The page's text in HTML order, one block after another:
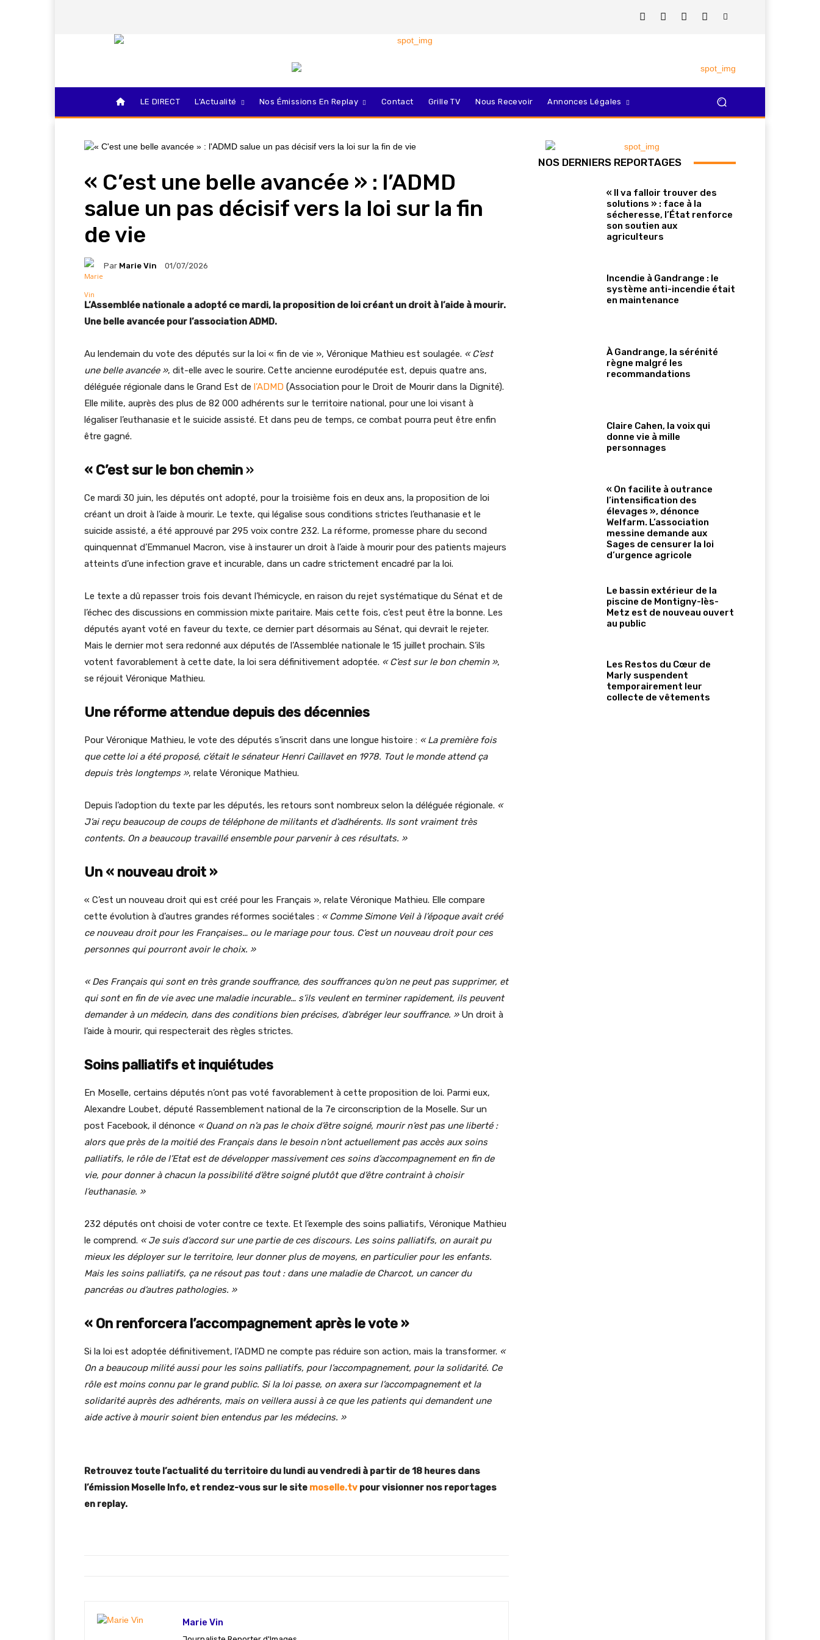
LE DIRECT L’Actualité Nos Émissions En Replay Contact Grille TV Nous Recevoir Annonces Légales
« C’est une belle avancée » : l’ADMD
salue un pas décisif vers la loi sur la fin
de vie
Par Marie Vin 01/07/2026
L’Assemblée nationale a adopté ce mardi, la proposition de loi créant un droit à l’aide à mourir.
Une belle avancée pour l’association ADMD.
Au lendemain du vote des députés sur la loi « fin de vie », Véronique Mathieu est soulagée. « C’est
une belle avancée », dit-elle avec le sourire. Cette ancienne eurodéputée est, depuis quatre ans,
déléguée régionale dans le Grand Est de l’ADMD (Association pour le Droit de Mourir dans la Dignité).
Elle milite, auprès des plus de 82 000 adhérents sur le territoire national, pour une loi visant à
légaliser l’euthanasie et le suicide assisté. Et dans peu de temps, ce combat pourra peut être enfin
être gagné.
« C’est sur le bon chemin »
Ce mardi 30 juin, les députés ont adopté, pour la troisième fois en deux ans, la proposition de loi
créant un droit à l’aide à mourir. Le texte, qui légalise sous conditions strictes l’euthanasie et le
suicide assisté, a été approuvé par 295 voix contre 232. La réforme, promesse phare du second
quinquennat d’Emmanuel Macron, vise à instaurer un droit à l’aide à mourir pour des patients majeurs
atteints d’une infection grave et incurable, dans un cadre strictement encadré par la loi.
Le texte a dû repasser trois fois devant l’hémicycle, en raison du rejet systématique du Sénat et de
l’échec des discussions en commission mixte paritaire. Mais cette fois, c’est peut être la bonne. Les
députés ayant voté en faveur du texte, ce dernier part désormais au Sénat, qui devrait le rejeter.
Mais le dernier mot sera redonné aux députés de l’Assemblée nationale le 15 juillet prochain. S’ils
votent favorablement à cette date, la loi sera définitivement adoptée. « C’est sur le bon chemin »,
se réjouit Véronique Mathieu.
Une réforme attendue depuis des décennies
Pour Véronique Mathieu, le vote des députés s’inscrit dans une longue histoire : « La première fois
que cette loi a été proposé, c’était le sénateur Henri Caillavet en 1978. Tout le monde attend ça
depuis très longtemps », relate Véronique Mathieu.
Depuis l’adoption du texte par les députés, les retours sont nombreux selon la déléguée régionale. «
J’ai reçu beaucoup de coups de téléphone de militants et d’adhérents. Ils sont vraiment très
contents. On a beaucoup travaillé ensemble pour parvenir à ces résultats. »
Un « nouveau droit »
« C’est un nouveau droit qui est créé pour les Français », relate Véronique Mathieu. Elle compare
cette évolution à d’autres grandes réformes sociétales : « Comme Simone Veil à l’époque avait créé
ce nouveau droit pour les Françaises… ou le mariage pour tous. C’est un nouveau droit pour ces
personnes qui pourront avoir le choix. »
« Des Français qui sont en très grande souffrance, des souffrances qu’on ne peut pas supprimer, et
qui sont en fin de vie avec une maladie incurable… s’ils veulent en terminer rapidement, ils peuvent
demander à un médecin, dans des conditions bien précises, d’abréger leur souffrance. »Un droit à
l’aide à mourir, qui respecterait des règles strictes.
Soins palliatifs et inquiétudes
En Moselle, certains députés n’ont pas voté favorablement à cette proposition de loi. Parmi eux,
Alexandre Loubet, député Rassemblement national de la 7e circonscription de la Moselle. Sur un
post Facebook, il dénonce « Quand on n’a pas le choix d’être soigné, mourir n’est pas une liberté :
alors que près de la moitié des Français dans le besoin n’ont actuellement pas accès aux soins
palliatifs, le rôle de l’Etat est de développer massivement ces soins d’accompagnement en fin de
vie, pour donner à chacun la possibilité d’être soigné plutôt que d’être contraint à choisir
l’euthanasie. »
232 députés ont choisi de voter contre ce texte. Et l’exemple des soins palliatifs, Véronique Mathieu
le comprend. « Je suis d’accord sur une partie de ces discours. Les soins palliatifs, on aurait pu
mieux les déployer sur le territoire, leur donner plus de moyens, en particulier pour les enfants.
Mais les soins palliatifs, ça ne résout pas tout : dans une maladie de Charcot, un cancer du
pancréas ou d’autres pathologies. »
« On renforcera l’accompagnement après le vote »
Si la loi est adoptée définitivement, l’ADMD ne compte pas réduire son action, mais la transformer. «
On a beaucoup milité aussi pour les soins palliatifs, pour l’accompagnement, pour la solidarité. Ce
rôle est moins connu par le grand public. Si la loi passe, on axera sur l’accompagnement et la
solidarité auprès des adhérents, mais on veillera aussi à ce que les patients qui demandent une
aide active à mourir soient bien entendus par les médecins. »
Retrouvez toute l’actualité du territoire du lundi au vendredi à partir de 18 heures dans
l’émission Moselle Info, et rendez-vous sur le site moselle.tv pour visionner nos reportages
en replay.
Marie Vin
NOS DERNIERS REPORTAGES
« Il va falloir trouver des
solutions » : face à la
sécheresse, l’État renforce
son soutien aux
agriculteurs
Incendie à Gandrange : le
système anti-incendie était
en maintenance
À Gandrange, la sérénité
règne malgré les
recommandations
Claire Cahen, la voix qui
donne vie à mille
personnages
« On facilite à outrance
l’intensification des
élevages », dénonce
Welfarm. L’association
messine demande aux
Sages de censurer la loi
d’urgence agricole
Le bassin extérieur de la
piscine de Montigny-lès-
Metz est de nouveau ouvert
au public
Les Restos du Cœur de
Marly suspendent
temporairement leur
collecte de vêtements